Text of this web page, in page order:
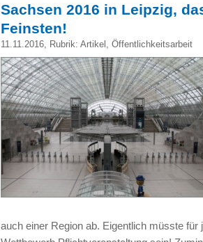
Sachsen 2016 in Leipzig,
Feinsten!
11.11.2016, Rubrik: Artikel , Öffentlichkeitsarbeit
auch einer Region ab. Eigentlich müsste